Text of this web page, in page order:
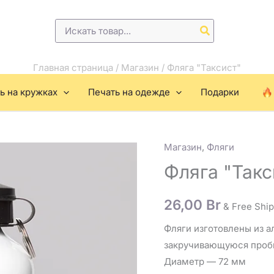
Главная страница / Магазин / Фляга "Таксист"
на кружках Печать на одежде Подарки
Магазин, Фляги
Фляга
26,00 Br & Free
Фляги изготовлены из
закручивающуюся
Диаметр — 72 мм
Количество
товара
Фляга
"Таксист"